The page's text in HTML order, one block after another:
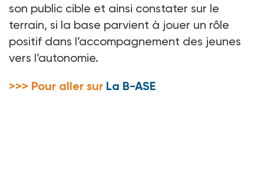
son public cible et ainsi constater sur le
terrain, si la base parvient à jouer un rôle
positif dans l’accompagnement des jeunes
vers l’autonomie.
>>> Pour aller sur La B-ASE